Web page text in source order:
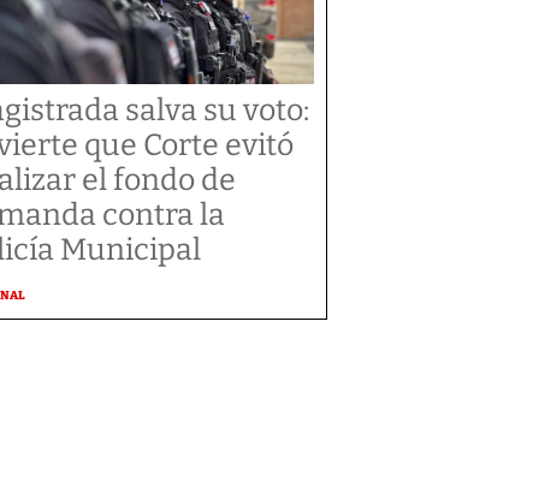
salva su voto:
que Corte evitó
el fondo de
contra la
Municipal